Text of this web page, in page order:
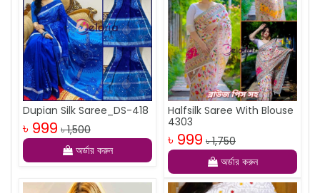
Dupian Silk Saree_DS-418
৳ 999 ৳ 1,500
অর্ডার করুন
Halfsilk Saree With Blouse
4303
৳ 999 ৳ 1,750
অর্ডার করুন